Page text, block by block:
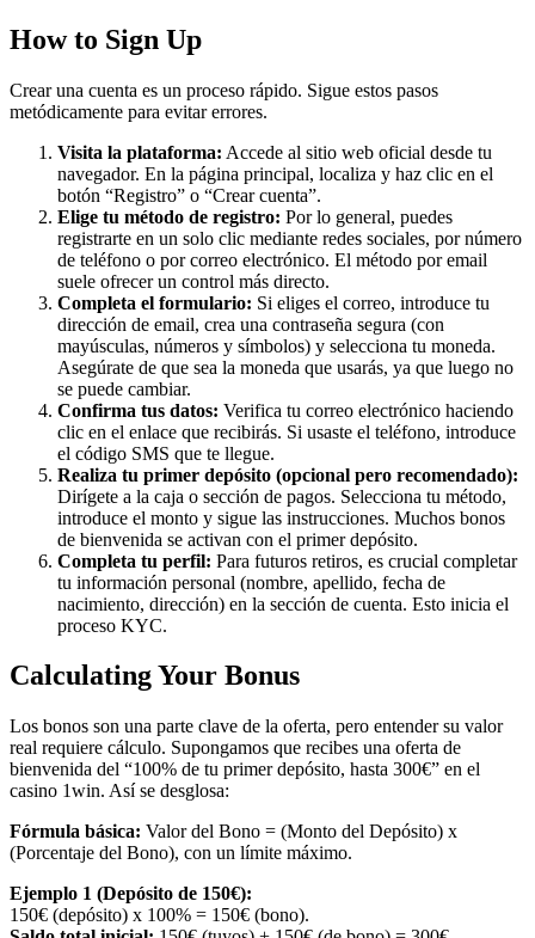
How to Sign Up
Crear una cuenta es un proceso rápido. Sigue estos pasos
metódicamente para evitar errores.
Visita la plataforma: Accede al sitio web oficial desde tu
navegador. En la página principal, localiza y haz clic en el
botón “Registro” o “Crear cuenta”.
Elige tu método de registro: Por lo general, puedes
registrarte en un solo clic mediante redes sociales, por número
de teléfono o por correo electrónico. El método por email
suele ofrecer un control más directo.
Completa el formulario: Si eliges el correo, introduce tu
dirección de email, crea una contraseña segura (con
mayúsculas, números y símbolos) y selecciona tu moneda.
Asegúrate de que sea la moneda que usarás, ya que luego no
se puede cambiar.
Confirma tus datos: Verifica tu correo electrónico haciendo
clic en el enlace que recibirás. Si usaste el teléfono, introduce
el código SMS que te llegue.
Realiza tu primer depósito (opcional pero recomendado):
Dirígete a la caja o sección de pagos. Selecciona tu método,
introduce el monto y sigue las instrucciones. Muchos bonos
de bienvenida se activan con el primer depósito.
Completa tu perfil: Para futuros retiros, es crucial completar
tu información personal (nombre, apellido, fecha de
nacimiento, dirección) en la sección de cuenta. Esto inicia el
proceso KYC.
Calculating Your Bonus
Los bonos son una parte clave de la oferta, pero entender su valor
real requiere cálculo. Supongamos que recibes una oferta de
bienvenida del “100% de tu primer depósito, hasta 300€” en el
casino 1win. Así se desglosa:
Fórmula básica: Valor del Bono = (Monto del Depósito) x
(Porcentaje del Bono), con un límite máximo.
Ejemplo 1 (Depósito de 150€):
150€ (depósito) x 100% = 150€ (bono).